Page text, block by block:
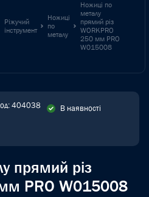
Ріжучий
інструмент
Ножиці
по
металу
Ножиці по
металу
прямий різ
WORKPRO
250 мм PRO
W015008
404038 В наявності
прямий різ
PRO W015008